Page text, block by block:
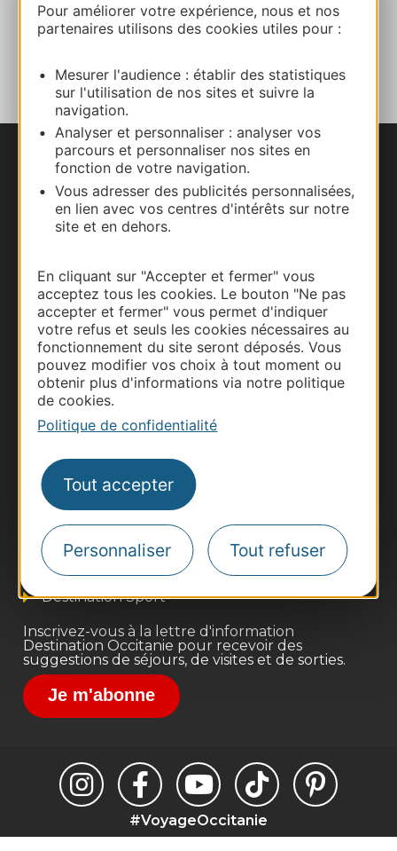
Pour améliorer votre expérience, nous et nos
partenaires utilisons des cookies utiles pour :
Mesurer l'audience : établir des statistiques
sur l'utilisation de nos sites et suivre la
navigation.
Analyser et personnaliser : analyser vos
parcours et personnaliser nos sites en
fonction de votre navigation.
Vous adresser des publicités personnalisées,
en lien avec vos centres d'intérêts sur notre
site et en dehors.
En cliquant sur "Accepter et fermer" vous
acceptez tous les cookies. Le bouton "Ne pas
accepter et fermer" vous permet d'indiquer
votre refus et seuls les cookies nécessaires au
fonctionnement du site seront déposés. Vous
pouvez modifier vos choix à tout moment ou
obtenir plus d'informations via notre politique
de cookies.
Politique de confidentialité
Tout accepter
Personnaliser Tout refuser
Nous contacter
Carte interactive
Thermalisme
Business/Mice
Site presse et d'influence
Voyagistes
Destination Sport
Inscrivez-vous à la lettre d'information
Destination Occitanie pour recevoir des
suggestions de séjours, de visites et de sorties.
Je m'abonne
#VoyageOccitanie